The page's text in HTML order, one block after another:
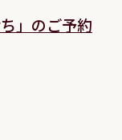
」のご予約